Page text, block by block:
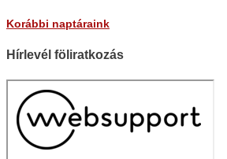
Korábbi naptáraink
Hírlevél föliratkozás